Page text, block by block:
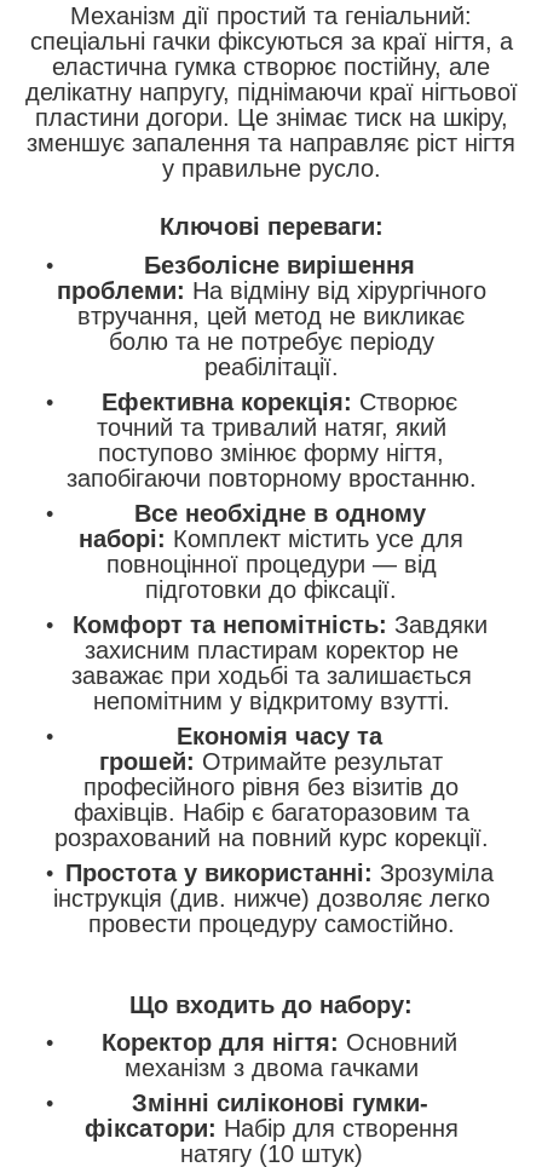
Механізм дії простий та геніальний:
спеціальні гачки фіксуються за краї нігтя, а
еластична гумка створює постійну, але
делікатну напругу, піднімаючи краї нігтьової
пластини догори. Це знімає тиск на шкіру,
зменшує запалення та направляє ріст нігтя
у правильне русло.
Ключові переваги:
Безболісне вирішення
проблеми: На відміну від хірургічного
втручання, цей метод не викликає
болю та не потребує періоду
реабілітації.
Ефективна корекція: Створює
точний та тривалий натяг, який
поступово змінює форму нігтя,
запобігаючи повторному вростанню.
Все необхідне в одному
наборі: Комплект містить усе для
повноцінної процедури — від
підготовки до фіксації.
Комфорт та непомітність: Завдяки
захисним пластирам коректор не
заважає при ходьбі та залишається
непомітним у відкритому взутті.
Економія часу та
грошей: Отримайте результат
професійного рівня без візитів до
фахівців. Набір є багаторазовим та
розрахований на повний курс корекції.
Простота у використанні: Зрозуміла
інструкція (див. нижче) дозволяє легко
провести процедуру самостійно.
Що входить до набору:
Коректор для нігтя: Основний
механізм з двома гачками
Змінні силіконові гумки-
фіксатори: Набір для створення
натягу (10 штук)